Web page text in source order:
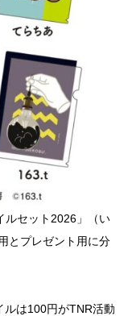
ルセット2026」（い
とプレゼント用に分
は100円がTNR活動